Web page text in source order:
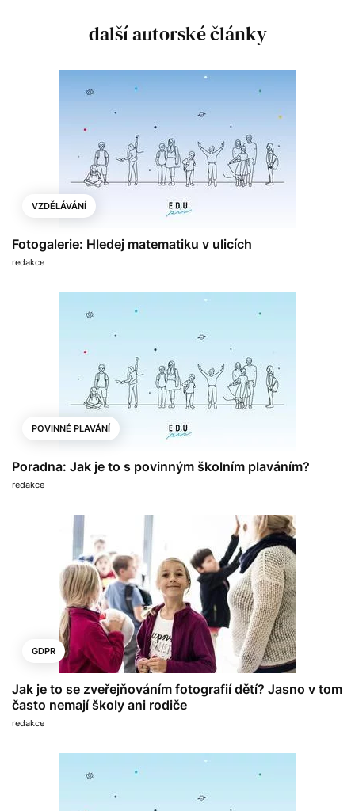
další autorské články
VZDĚLÁVÁNÍ
Fotogalerie: Hledej matematiku v ulicích
redakce
POVINNÉ PLAVÁNÍ
Poradna: Jak je to s povinným školním plaváním?
redakce
GDPR
Jak je to se zveřejňováním fotografií dětí? Jasno v tom
často nemají školy ani rodiče
redakce